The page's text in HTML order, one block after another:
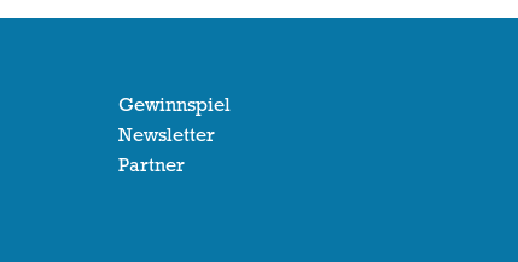
Gewinnspiel
Newsletter
Partner